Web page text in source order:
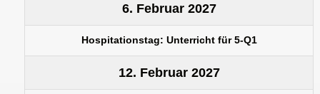
6. Februar 2027
Hospitationstag: Unterricht für 5-Q1
12. Februar 2027